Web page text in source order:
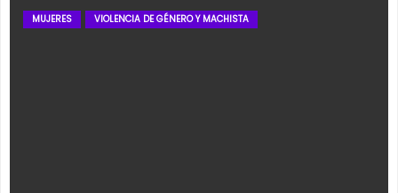
MUJERES VIOLENCIA DE GÉNERO Y MACHISTA